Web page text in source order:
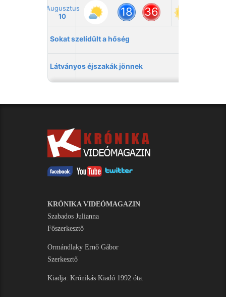
KRÓNIKA VIDEÓMAGAZIN
Szabados Julianna
Főszerkesztő
Ormándlaky Ernő Gábor
Szerkesztő
Kiadja: Krónikás Kiadó 1992 óta.